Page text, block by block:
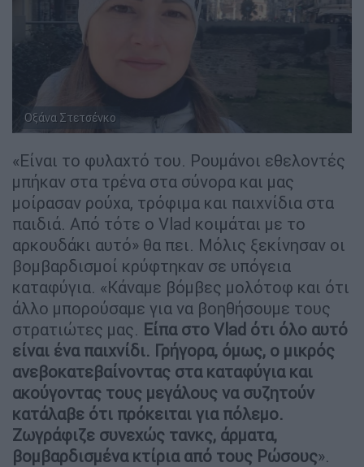
Οξάνα Στετσένκο
«Είναι το φυλαχτό του. Ρουμάνοι εθελοντές
μπήκαν στα τρένα στα σύνορα και μας
μοίρασαν ρούχα, τρόφιμα και παιχνίδια στα
παιδιά. Από τότε ο Vlad κοιμάται με το
αρκουδάκι αυτό» θα πει. Μόλις ξεκίνησαν οι
βομβαρδισμοί κρύφτηκαν σε υπόγεια
καταφύγια. «Κάναμε βόμβες μολότοφ και ότι
άλλο μπορούσαμε για να βοηθήσουμε τους
στρατιώτες μας. Είπα στο Vlad ότι όλο αυτό
είναι ένα παιχνίδι. Γρήγορα, όμως, ο μικρός
ανεβοκατεβαίνοντας στα καταφύγια και
ακούγοντας τους μεγάλους να συζητούν
κατάλαβε ότι πρόκειται για πόλεμο.
Ζωγράφιζε συνεχώς τανκς, άρματα,
βομβαρδισμένα κτίρια από τους Ρώσους».